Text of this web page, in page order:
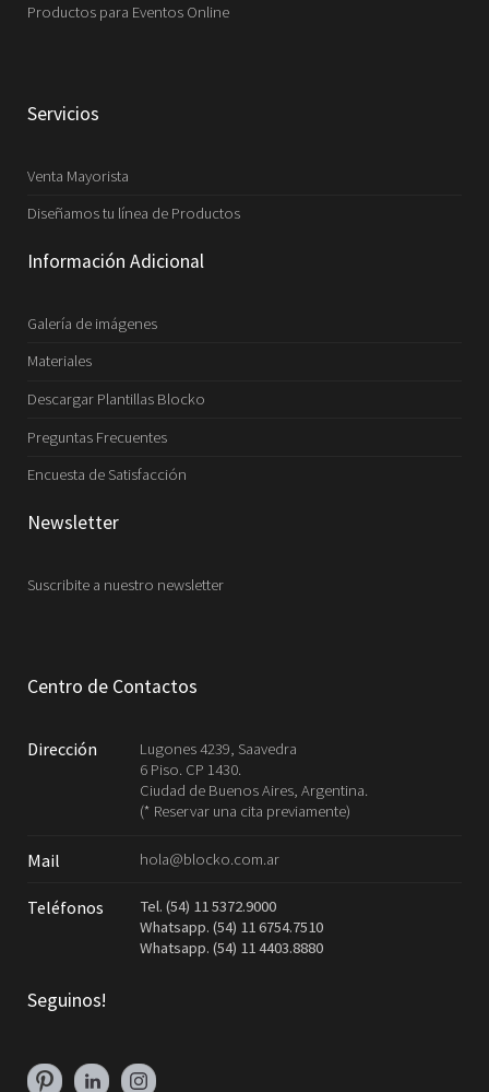
Productos para Eventos Online
Servicios
Venta Mayorista
Diseñamos tu línea de Productos
Información Adicional
Galería de imágenes
Materiales
Descargar Plantillas Blocko
Preguntas Frecuentes
Encuesta de Satisfacción
Newsletter
Suscribite a nuestro newsletter
Centro de Contactos
Dirección
Lugones 4239, Saavedra
6 Piso. CP 1430.
Ciudad de Buenos Aires, Argentina.
(* Reservar una cita previamente)
Mail hola@blocko.com.ar
Teléfonos
Tel. (54) 11 5372.9000
Whatsapp. (54) 11 6754.7510
Whatsapp. (54) 11 4403.8880
Seguinos!